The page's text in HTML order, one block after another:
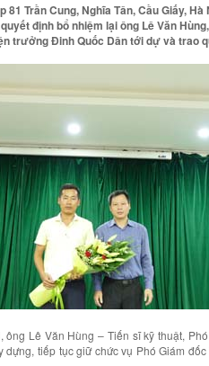
81 Trần Cung, Nghĩa Tân, Cầu Giấy,
định bổ nhiệm lại ông Lê Văn
trưởng Đinh Quốc Dân tới dự và trao
Lê Văn Hùng – Tiến sĩ kỹ thuật,
tiếp tục giữ chức vụ Phó Giám